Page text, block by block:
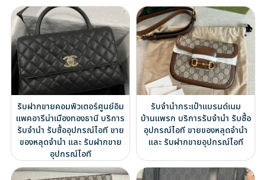
รับฝากขายคอมพิวเตอร์ศูนย์อิม
แพคอารีน่าเมืองทองธานี บริการ
รับจำนำ รับซื้ออุปกรณ์ไอที ขาย
ของหลุดจำนำ และ รับฝากขาย
อุปกรณ์ไอที
รับจำนำกระเป๋าแบรนด์เนม
บ้านแพรก บริการรับจำนำ รับซื้อ
อุปกรณ์ไอที ขายของหลุดจำนำ
และ รับฝากขายอุปกรณ์ไอที